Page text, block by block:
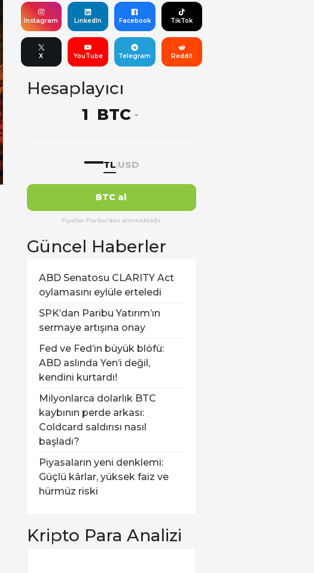
Instagram LinkedIn Facebook TikTok
X YouTube Telegram Reddit
Hesaplayıcı
BTC
—TL USD
BTC al
Fiyatlar Paribu'dan alınmaktadır
Güncel Haberler
ABD Senatosu CLARITY Act
oylamasını eylüle erteledi
SPK’dan Paribu Yatırım’ın
sermaye artışına onay
Fed ve Fed’in büyük blöfü:
ABD aslında Yen’i değil,
kendini kurtardı!
Milyonlarca dolarlık BTC
kaybının perde arkası:
Coldcard saldırısı nasıl
başladı?
Piyasaların yeni denklemi:
Güçlü kârlar, yüksek faiz ve
hürmüz riski
Kripto Para Analizi